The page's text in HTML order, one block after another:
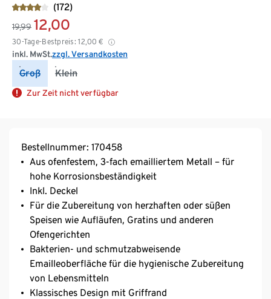
(172)
19,99 12,00
30-Tage-Bestpreis: 12,00 €
inkl. MwSt.zzgl. Versandkosten
Groß Klein
Zur Zeit nicht verfügbar
Bestellnummer: 170458
Aus ofenfestem, 3-fach emailliertem Metall – für
hohe Korrosionsbeständigkeit
Inkl. Deckel
Für die Zubereitung von herzhaften oder süßen
Speisen wie Aufläufen, Gratins und anderen
Ofengerichten
Bakterien- und schmutzabweisende
Emailleoberfläche für die hygienische Zubereitung
von Lebensmitteln
Klassisches Design mit Griffrand